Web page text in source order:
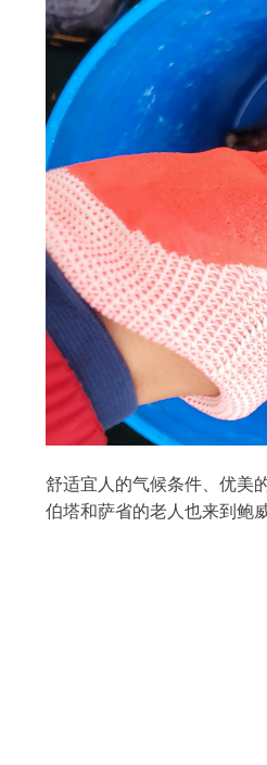
舒适宜人的气候条件、优美
伯塔和萨省的老人也来到鲍